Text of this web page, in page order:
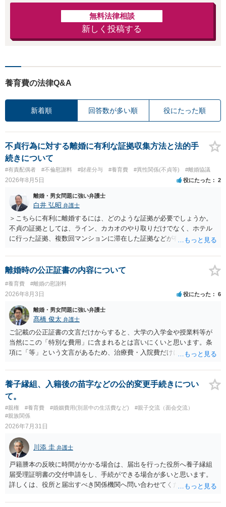
無料法律相談
新しく投稿する
養育費の法律Q&A
新着順 回答数が多い順 役にたった順
不貞行為に対する離婚に有利な証拠収集方法と法的手
続きについて
#有責配偶者 #不倫慰謝料 #財産分与 #養育費 #異性関係(不貞等) #離婚協議
2026年8月5日 役にたった 2
離婚・男女問題に強い弁護士
白井 弘昭 弁護士
＞こちらに有利に離婚するには、どのような証拠が必要でしょうか。
不貞の証拠としては、ライン、カカオのやり取りだけでなく、ホテル
に行った証拠、複数回マンションに滞在した証拠などが有効です。 不
婚する、慰謝料をとるなど）ことができると思われます。 ただし、不
貞発覚後、長期間同居を続けると、不貞を許したとの評価につながる
離婚時の公正証書の内容について
#養育費 #離婚の慰謝料
2026年8月3日 役にたった 6
離婚・男女問題に強い弁護士
髙橋 俊太 弁護士
ご記載の公正証書の文言だけからすると、大学の入学金や授業料等が
当然にこの「特別な費用」に含まれるとは言いにくいと思います。条
項に「等」という文言があるため、治療費・入院費だけに限定される
れていますので、通常は、病気や事故によって臨時に必要となった医
療費その他これに類する特別支出を念頭に置いた条項と読むのが自然
です。したがって、大学の入学金、授業料、受験費用などの教育費に
ついてまで、「この条項があるから当然に半額を請求できる」とまで
は言いにくいと思われます。なお、通常、大学進学費用をどこまで負
担すべきかについては、離婚時の合意内容のほか、子どもの年齢、大
や費用などを踏まえて個別に検討することになります。公正証書の他
の条項において、養育費の終期についてどのように定められている
か、大学進学に関する定めの有無、「教育費」「進学費用」に関する
定めの有無等について確認する必要があると考えられます。
養子縁組、入籍後の苗字などの公的変更手続きについ
て。
#親権 #養育費 #婚姻費用(別居中の生活費など)
#親子交流（面会交流）
#親族関係
2026年7月31日
川添 圭 弁護士
戸籍謄本の反映に時間がかかる場合は、届出を行った役所へ養子縁組
届受理証明書の交付申請をし、手続ができる場合が多いと思います。
詳しくは、役所と届出すべき関係機関へ問い合わせてください。